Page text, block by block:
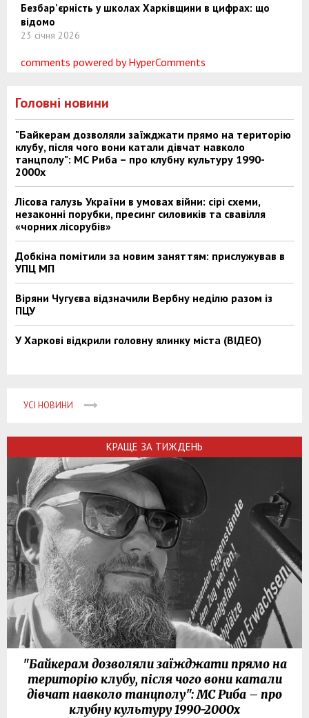
Безбар’єрність у школах Харківщини в цифрах: що
відомо
23 січня 2026
comments powered by HyperComments
Головні новини
"Байкерам дозволяли заїжджати прямо на територію
клубу, після чого вони катали дівчат навколо
танцполу": МС Риба – про клубну культуру 1990-
2000х
Лісова галузь України в умовах війни: сірі схеми,
незаконні порубки, пресинг силовиків та свавілля
«чорних лісорубів»
Добкіна помітили за новим заняттям: прислужував в
УПЦ МП
Віряни Чугуєва відзначили Вербну неділю разом із
ПЦУ
У Харкові відкрили головну ялинку міста (ВІДЕО)
УСІ НОВИНИ
КРАЩЕ ЗА ТИЖДЕНЬ
"Байкерам дозволяли заїжджати прямо на
територію клубу, після чого вони катали
дівчат навколо танцполу": МС Риба – про
клубну культуру 1990-2000х